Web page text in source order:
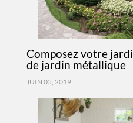
Composez votre
de jardin métallique
JUIN 05, 2019